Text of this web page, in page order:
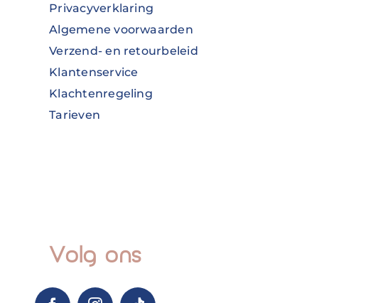
Privacyverklaring
Algemene voorwaarden
Verzend- en retourbeleid
Klantenservice
Klachtenregeling
Tarieven
Volg ons